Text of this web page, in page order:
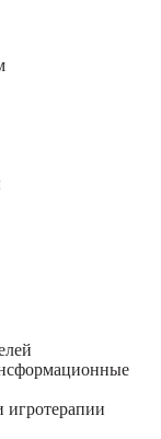
игротерапии